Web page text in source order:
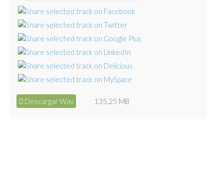
Descargar Wav 135.25 MB